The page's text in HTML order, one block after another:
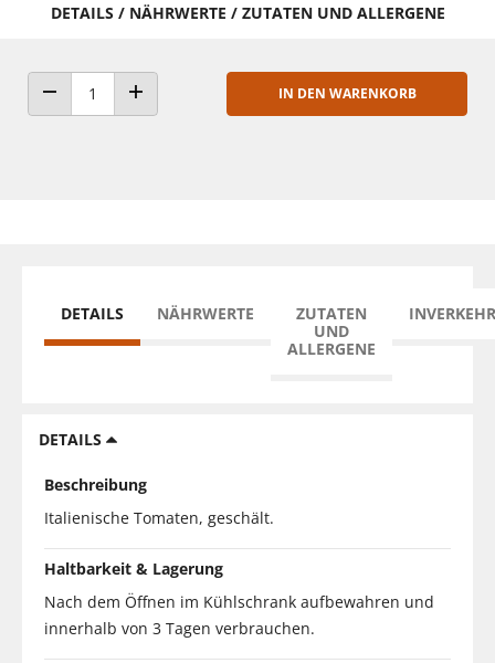
DETAILS / NÄHRWERTE / ZUTATEN UND ALLERGENE
ANZAHL VERRINGERNANZAHL ERHÖHEN
IN DEN WARENKORB
DETAILS NÄHRWERTE
ZUTATEN
UND
ALLERGENE
DETAILS
Beschreibung
Italienische Tomaten, geschält.
Haltbarkeit & Lagerung
Nach dem Öffnen im Kühlschrank aufbewahren und
innerhalb von 3 Tagen verbrauchen.